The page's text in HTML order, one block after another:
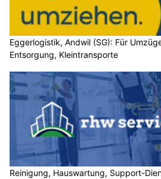
Eggerlogistik, Andwil (SG): Für
Entsorgung, Kleintransporte
Reinigung, Hauswartung, Support-